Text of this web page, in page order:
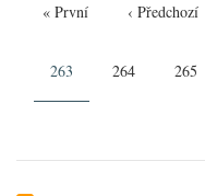
First
« První Předchozí
‹ Předchozí
Aktuální
263 Page
264 Page
265